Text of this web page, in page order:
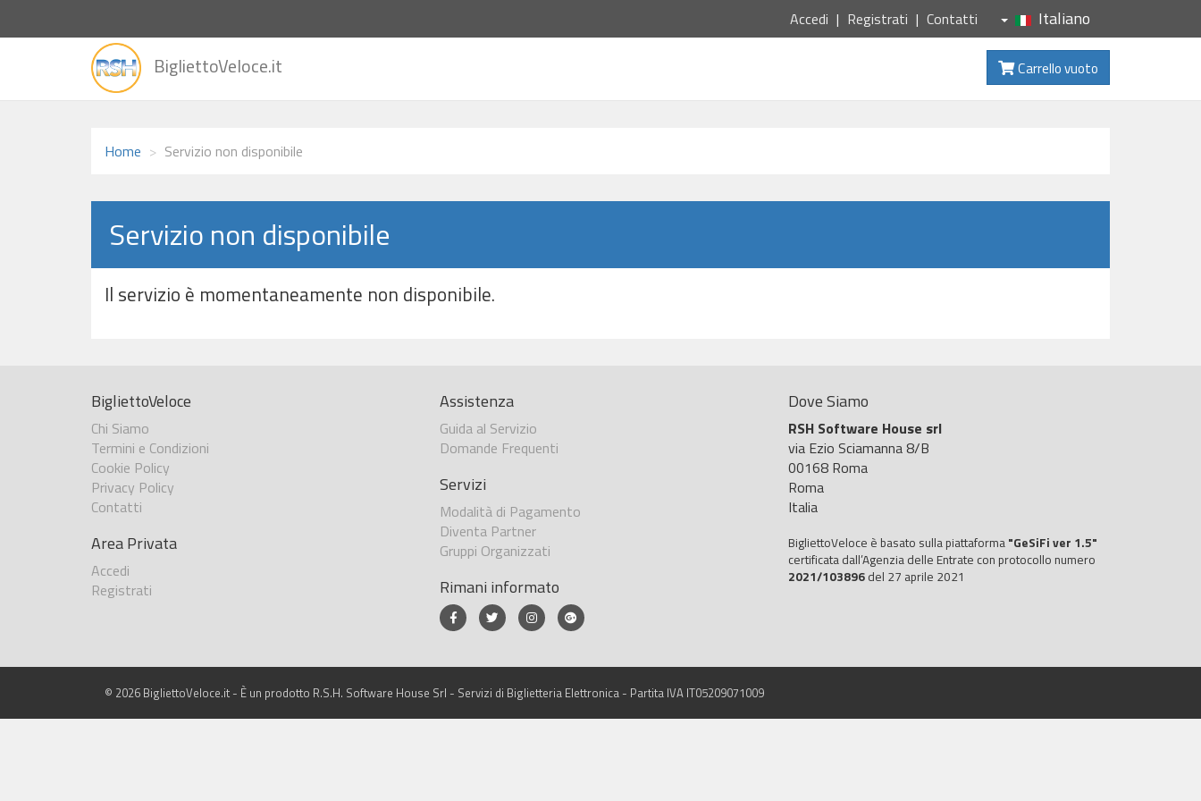
Accedi Registrati Contatti Italiano
alla
BigliettoVeloce.it Carrello vuoto
Home Servizio non disponibile
Servizio non disponibile
Il servizio è momentaneamente non disponibile.
BigliettoVeloce
Chi Siamo
Termini e Condizioni
Cookie Policy
Privacy Policy
Contatti
Area Privata
Accedi
Registrati
Assistenza
Guida al Servizio
Domande Frequenti
Servizi
Modalità di Pagamento
Diventa Partner
Gruppi Organizzati
Rimani informato
Dove Siamo
RSH Software House srl
via Ezio Sciamanna 8/B
00168 Roma
Roma
Italia
BigliettoVeloce è basato sulla piattaforma "GeSiFi ver 1.5"
certificata dall’Agenzia delle Entrate con protocollo numero
2021/103896 del 27 aprile 2021
© 2026 BigliettoVeloce.it - È un prodotto R.S.H. Software House Srl - Servizi di Biglietteria Elettronica - Partita IVA IT05209071009